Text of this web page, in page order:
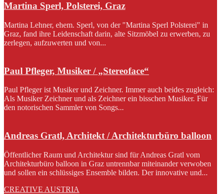
Martina Sperl, Polsterei, Graz
Martina Lehner, ehem. Sperl, von der "Martina Sperl Polsterei" in
Graz, fand ihre Leidenschaft darin, alte Sitzmöbel zu erwerben, zu
zerlegen, aufzuwerten und von...
Paul Pfleger, Musiker / „Stereoface“
Paul Pfleger ist Musiker und Zeichner. Immer auch beides zugleich:
Als Musiker Zeichner und als Zeichner ein bisschen Musiker. Für
den notorischen Sammler von Songs...
Andreas Gratl, Architekt / Architekturbüro balloon
Öffentlicher Raum und Architektur sind für Andreas Gratl vom
Architekturbüro balloon in Graz untrennbar miteinander verwoben
und sollen ein schlüssiges Ensemble bilden. Der innovative und...
CREATIVE AUSTRIA